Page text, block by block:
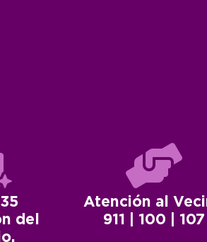
del
Atención al
911 | 100 | 107